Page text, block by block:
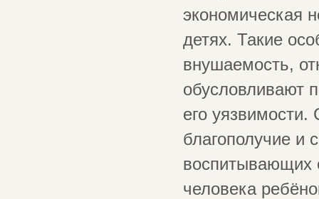
экономическая
детях. Такие
внушаемость,
обусловливают
его уязвимости.
благополучие и
воспитывающих
человека